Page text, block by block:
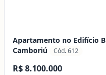
Apartamento no Edifício
Camboriú
Cód. 612
R$ 8.100.000